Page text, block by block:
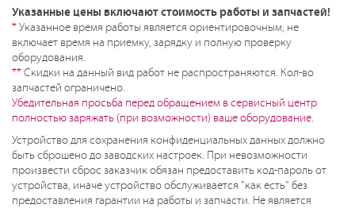
Указанные цены включают стоимость работы и запчастей!
*Указанное время работы является ориентировочным, не
включает время на приемку, зарядку и полную проверку
оборудования.
**Скидки на данный вид работ не распространяются. Кол-во
запчастей ограничено.
Убедительная просьба перед обращением в сервисный центр
полностью заряжать (при возможности) ваше оборудование.
Устройство для сохранения конфиденциальных данных должно
быть сброшено до заводских настроек. При невозможности
произвести сброс заказчик обязан предоставить код-пароль от
устройства, иначе устройство обслуживается "как есть" без
предоставления гарантии на работы и запчасти. Не является